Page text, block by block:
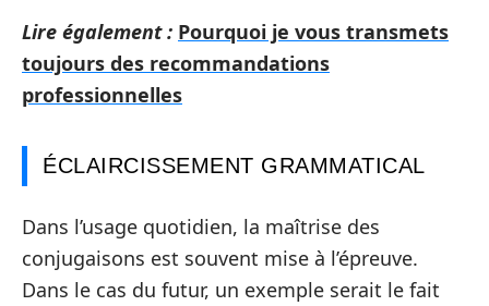
Lire également : Pourquoi je vous transmets
toujours des recommandations
professionnelles
ÉCLAIRCISSEMENT GRAMMATICAL
Dans l’usage quotidien, la maîtrise des
conjugaisons est souvent mise à l’épreuve.
Dans le cas du futur, un exemple serait le fait